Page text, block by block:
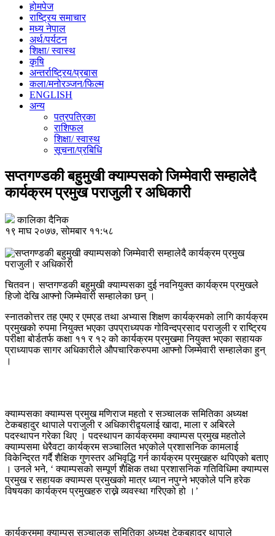
होमपेज
राष्ट्रिय समाचार
मध्य नेपाल
अर्थ/पर्यटन
शिक्षा/ स्वास्थ
कृषि
अन्तर्राष्ट्रिय/प्रबास
कला/मनोरञ्जन/फिल्म
ENGLISH
अन्य
पत्रपत्रिका
राशिफल
शिक्षा/ स्वास्थ
सूचना/प्रबिधि
सप्तगण्डकी बहुमुखी क्याम्पसको जिम्मेवारी सम्हालेदै
कार्यक्रम प्रमुख पराजुली र अधिकारी
कालिका दैनिक
१९ माघ २०७७, सोमबार ११:५८
चितवन। सप्तगण्डकी बहुमुखी क्याम्पसका दुई नवनियुक्त कार्यक्रम प्रमुखले
हिजो देखि आफ्नो जिम्मेवारी सम्हालेका छन् ।
स्नातकोत्तर तह एमए र एमएड तथा अभ्यास शिक्षण कार्यक्रमको लागि कार्यक्रम
प्रमुखको रुपमा नियुक्त भएका उपप्राध्यपक गोविन्दप्रसाद पराजुली र राष्ट्रिय
परीक्षा बोर्डतर्फ कक्षा ११ र १२ को कार्यक्रम प्रमुखमा नियुक्त भएका सहायक
प्राध्यापक सागर अधिकारीले औपचारिकरुपमा आफ्नो जिम्मेवारी सम्हालेका हुन्
।
क्याम्पसका क्याम्पस प्रमुख मणिराज महतो र सञ्चालक समितिका अध्यक्ष
टेकबहादुर थापाले पराजुली र अधिकारीद्वयलाई खादा, माला र अबिरले
पदस्थापन गरेका थिए । पदस्थापन कार्यक्रममा क्याम्पस प्रमुख महतोले
क्याम्पसमा धेरैवटा कार्यक्रम सञ्चालित भएकोले प्रशासनिक कामलाई
विकेन्द्रित गर्दै शैक्षिक गुणस्तर अभिवृद्धि गर्न कार्यक्रम प्रमुखहरु थपिएको बताए
। उनले भने, ‘ क्याम्पसको सम्पूर्ण शैक्षिक तथा प्रशासनिक गतिविधिमा क्याम्पस
प्रमुख र सहायक क्याम्पस प्रमुखको मात्र ध्यान नपुग्ने भएकोले पनि हरेक
विषयका कार्यक्रम प्रमुखहरु राख्ने व्यवस्था गरिएको हो ।’
कार्यक्रममा क्याम्पस सञ्चालक समितिका अध्यक्ष टेकबहादुर थापाले